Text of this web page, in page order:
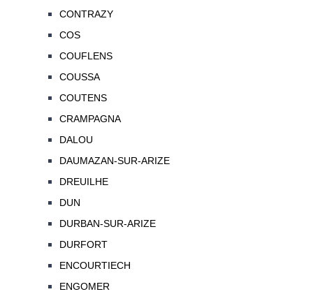
CONTRAZY
COS
COUFLENS
COUSSA
COUTENS
CRAMPAGNA
DALOU
DAUMAZAN-SUR-ARIZE
DREUILHE
DUN
DURBAN-SUR-ARIZE
DURFORT
ENCOURTIECH
ENGOMER